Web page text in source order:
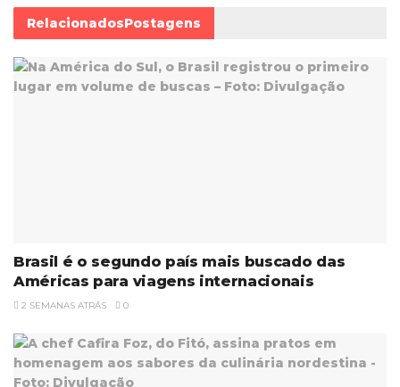
RelacionadosPostagens
Brasil é o segundo país mais buscado das
Américas para viagens internacionais
2 SEMANAS ATRÁS 0